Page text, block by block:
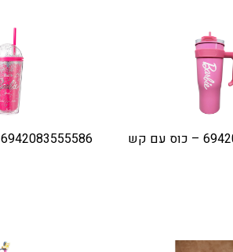
עם קש 6942083555586 – כוס עם קש